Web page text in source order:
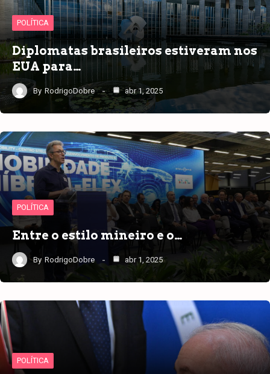
POLÍTICA
Diplomatas brasileiros estiveram nos
EUA para…
By RodrigoDobre abr 1, 2025
POLÍTICA
Entre o estilo mineiro e o…
By RodrigoDobre abr 1, 2025
POLÍTICA